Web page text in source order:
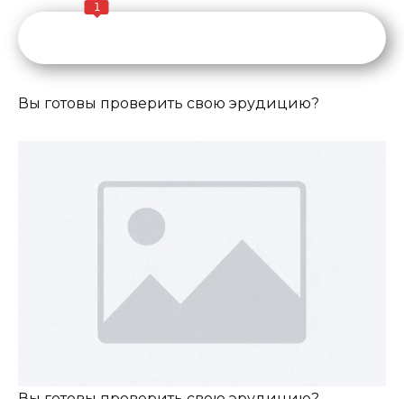
1
Вы готовы проверить свою эрудицию?